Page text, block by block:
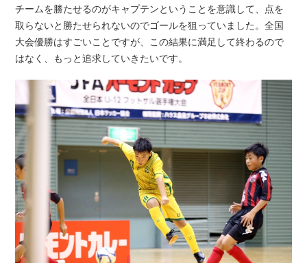
チームを勝たせるのがキャプテンということを意識して、点を
取らないと勝たせられないのでゴールを狙っていました。全国
大会優勝はすごいことですが、この結果に満足して終わるので
はなく、もっと追求していきたいです。